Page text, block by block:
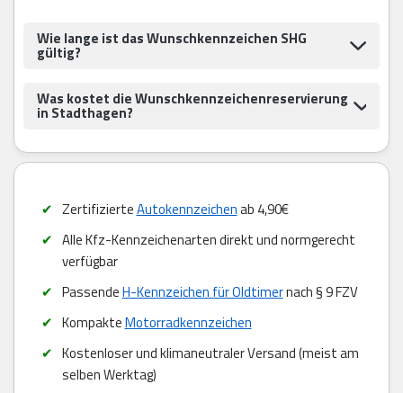
Wie lange ist das Wunschkennzeichen SHG
gültig?
Was kostet die Wunschkennzeichenreservierung
in Stadthagen?
ZertifizierteAutokennzeichenab 4,90€
Alle Kfz-Kennzeichenarten direkt und normgerecht
verfügbar
PassendeH-Kennzeichen für Oldtimernach § 9 FZV
KompakteMotorradkennzeichen
Kostenloser und klimaneutraler Versand (meist am
selben Werktag)